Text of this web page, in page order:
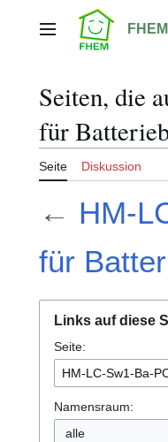
springenHauptmenü
Seiten, die
für
Seite Diskussion
← HM-
für
Links auf diese
Seite:
Namensraum:
alle